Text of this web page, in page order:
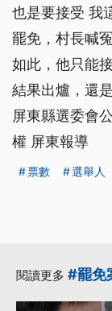
也是要接受 我
罷免，村長喊
如此，他只能
結果出爐，還
屏東縣選委會
權 屏東報導
票數 選舉人
閱讀更多 #罷免